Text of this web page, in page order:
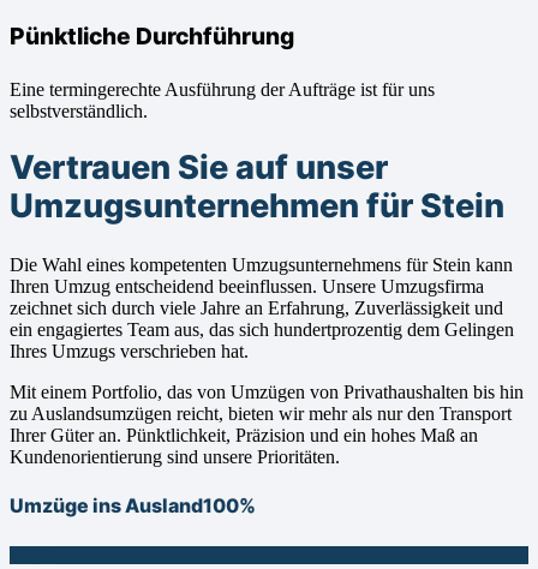
Pünktliche Durchführung
Eine termingerechte Ausführung der Aufträge ist für uns
selbstverständlich.
Vertrauen Sie auf unser
Umzugsunternehmen für Stein
Die Wahl eines kompetenten Umzugsunternehmens für Stein kann
Ihren Umzug entscheidend beeinflussen. Unsere Umzugsfirma
zeichnet sich durch viele Jahre an Erfahrung, Zuverlässigkeit und
ein engagiertes Team aus, das sich hundertprozentig dem Gelingen
Ihres Umzugs verschrieben hat.
Mit einem Portfolio, das von Umzügen von Privathaushalten bis hin
zu Auslandsumzügen reicht, bieten wir mehr als nur den Transport
Ihrer Güter an. Pünktlichkeit, Präzision und ein hohes Maß an
Kundenorientierung sind unsere Prioritäten.
Umzüge ins Ausland100%